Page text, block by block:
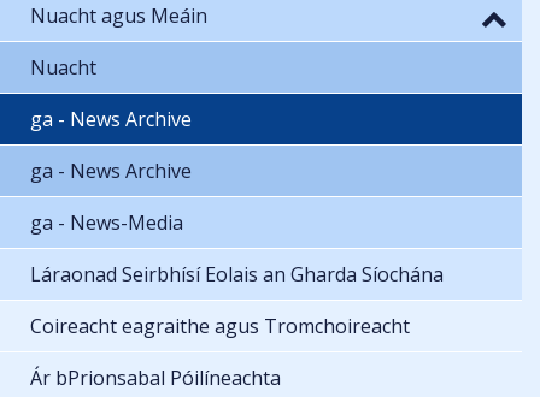
Nuacht agus Meáin
Nuacht
ga - News Archive
ga - News Archive
ga - News-Media
Láraonad Seirbhísí Eolais an Gharda Síochána
Coireacht eagraithe agus Tromchoireacht
Ár bPrionsabal Póilíneachta